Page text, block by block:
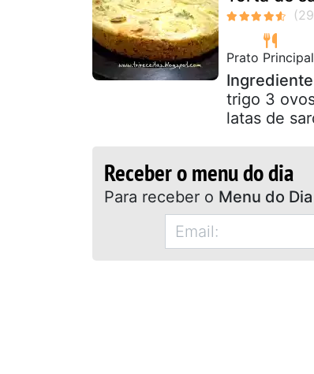
Prato Principal
trigo 3
latas de
Receber o menu do dia
Para receber o Menu do Dia